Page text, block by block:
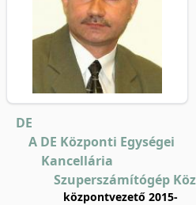
DE
A DE Központi Egységei
Kancellária
Szuperszámítógép
központvezető 2015-